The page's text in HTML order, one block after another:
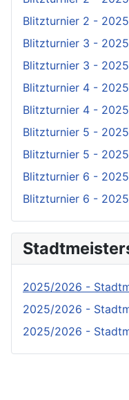
Blitzturnier 2 -
Blitzturnier 3 -
Blitzturnier 3 -
Blitzturnier 4 -
Blitzturnier 4 -
Blitzturnier 5 -
Blitzturnier 5 -
Blitzturnier 6 -
Blitzturnier 6 -
2025/2026 -
2025/2026 -
2025/2026 -